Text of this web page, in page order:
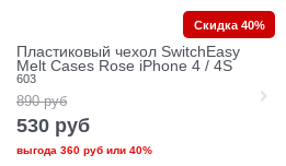
Пластиковый чехол SwitchEasy
Melt Cases Rose iPhone 4 / 4S
603
890 руб
530 руб
выгода 360 рубили 40%
Скидка 40%